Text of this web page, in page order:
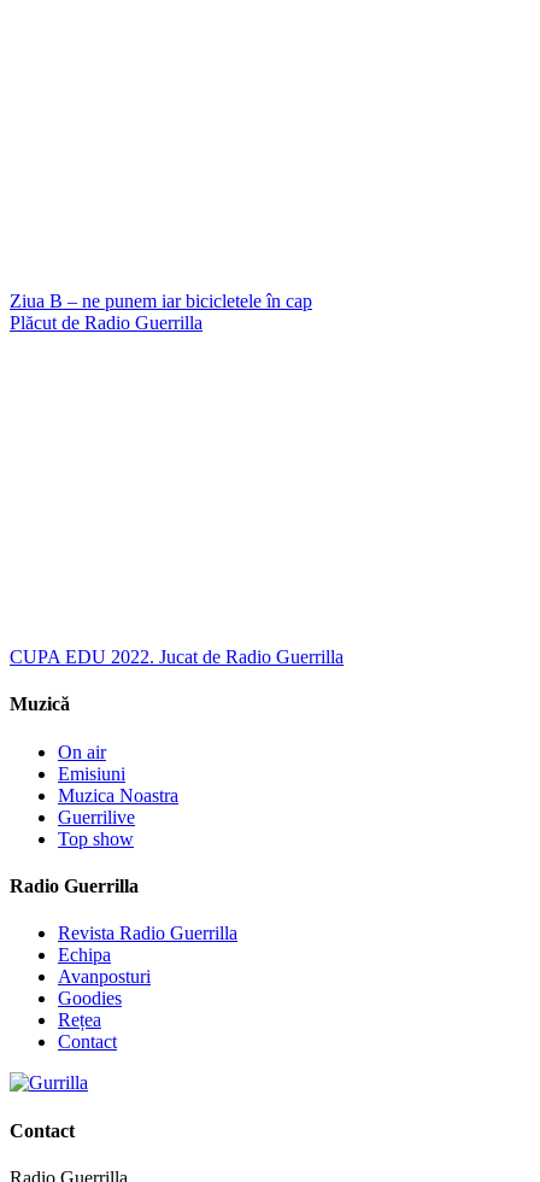
Ziua B – ne punem iar bicicletele în cap
Plăcut de Radio Guerrilla
CUPA EDU 2022. Jucat de Radio Guerrilla
Muzică
On air
Emisiuni
Muzica Noastra
Guerrilive
Top show
Radio Guerrilla
Revista Radio Guerrilla
Echipa
Avanposturi
Goodies
Rețea
Contact
Contact
Radio Guerrilla